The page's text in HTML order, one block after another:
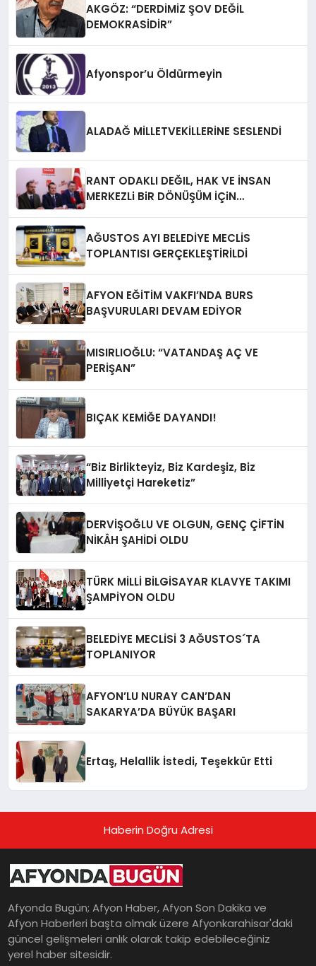
AKGÖZ: “DERDİMİZ ŞOV DEĞİL
DEMOKRASİDİR”
Afyonspor’u Öldürmeyin
ALADAĞ MİLLETVEKİLLERİNE SESLENDİ
RANT ODAKLI DEĞIL, HAK VE İNSAN
MERKEZLi BiR DÖNÜŞÜM İÇiN
AĞUSTOS AYI BELEDİYE MECLİS
TOPLANTISI GERÇEKLEŞTİRİLDİ
AFYON EĞİTİM VAKFI’NDA BURS
BAŞVURULARI DEVAM EDİYOR
MISIRLIOĞLU: “VATANDAŞ AÇ VE
PERİŞAN”
BIÇAK KEMİĞE DAYANDI!
“Biz Birlikteyiz, Biz Kardeşiz, Biz
Milliyetçi Hareketiz”
DERVİŞOĞLU VE OLGUN, GENÇ ÇİFTİN
NİKÂH ŞAHİDİ OLDU
TÜRK MİLLİ BİLGİSAYAR KLAVYE TAKIMI
ŞAMPİYON OLDU
BELEDİYE MECLİSİ 3 AĞUSTOS´TA
TOPLANIYOR
AFYON’LU NURAY CAN’DAN
SAKARYA’DA BÜYÜK BAŞARI
Ertaş, Helallik İstedi, Teşekkür Etti
Haberin Doğru Adresi
Afyonda Bugün; Afyon Haber, Afyon Son Dakika ve
Afyon Haberleri başta olmak üzere Afyonkarahisar'daki
güncel gelişmeleri anlık olarak takip edebileceğiniz
yerel haber sitesidir.